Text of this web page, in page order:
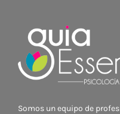
Somos un equipo de